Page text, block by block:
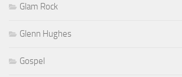
Glam Rock
Glenn Hughes
Gospel